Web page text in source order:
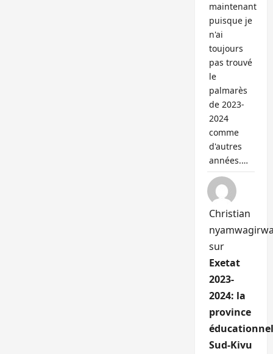
maintenant
puisque je
n'ai
toujours
pas trouvé
le
palmarès
de 2023-
2024
comme
d'autres
années.…
Christian
sur
Exetat
2023-
2024: la
province
Sud-Kivu